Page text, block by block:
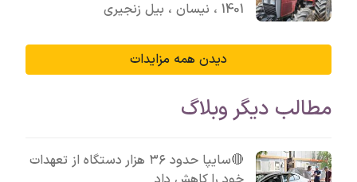
1401 ، نیسان ، بیل زنجیری
دیدن همه مزایدات
مطالب دیگر وبلاگ
🔴سایپا حدود ۳۶ هزار دستگاه از تعهدات